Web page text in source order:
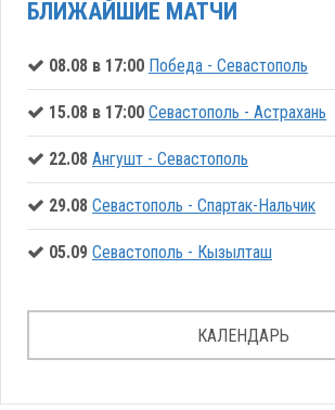
БЛИЖАЙШИЕ МАТЧИ
08.08 в 17:00 Победа - Севастополь
15.08 в 17:00 Севастополь - Астрахань
22.08 Ангушт - Севастополь
29.08 Севастополь - Спартак-Нальчик
05.09 Севастополь - Кызылташ
КАЛЕНДАРЬ